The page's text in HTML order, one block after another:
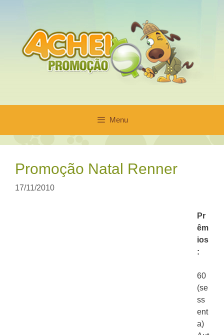
conteúdo
Menu
Promoção Natal Renner
17/11/2010
Pr
êm
ios
:
60
(se
ss
ent
a)